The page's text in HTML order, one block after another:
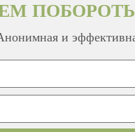
и